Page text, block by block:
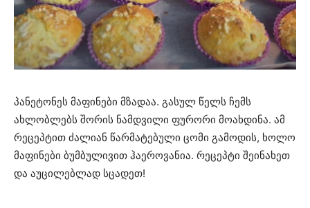
პანეტონეს მაფინები მზადაა. გასულ წელს ჩემს
ახლობლებს შორის ნამდვილი ფურორი მოახდინა. ამ
რეცეპტით ძალიან წარმატებული ცომი გამოდის, ხოლო
მაფინები ბუმბულივით ჰაეროვანია. რეცეპტი შეინახეთ
და აუცილებლად სცადეთ!